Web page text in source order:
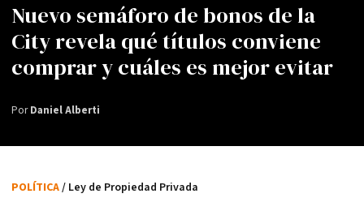
Nuevo semáforo de bonos de la
City revela qué títulos conviene
comprar y cuáles es mejor evitar
PorDaniel Alberti
POLÍTICA/ Ley de Propiedad Privada